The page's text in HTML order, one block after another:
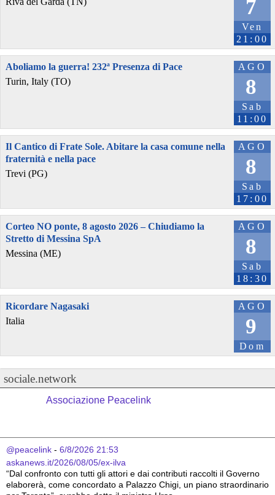
7
Ven
21:00
AGO
8
Sab
11:00
Aboliamo la guerra! 232ª Presenza di Pace
Turin, Italy (TO)
AGO
8
Sab
17:00
Il Cantico di Frate Sole. Abitare la casa comune nella
fraternità e nella pace
Trevi (PG)
AGO
8
Sab
18:30
Corteo NO ponte, 8 agosto 2026 – Chiudiamo la
Stretto di Messina SpA
Messina (ME)
AGO
9
Dom
Ricordare Nagasaki
Italia
sociale.network
Associazione Peacelink
@peacelink - 6/8/2026 21:53
askanews.it/2026/08/05/ex-ilva
“Dal confronto con tutti gli attori e dai contributi raccolti il Governo
elaborerà, come concordato a Palazzo Chigi, un piano straordinario